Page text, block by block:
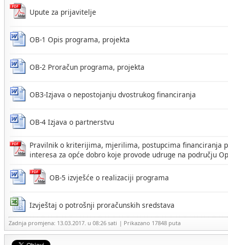
Upute za prijavitelje
OB-1 Opis programa, projekta
OB-2 Proračun programa, projekta
OB3-Izjava o nepostojanju dvostrukog financiranja
OB-4 Izjava o partnerstvu
Pravilnik o kriterijima, mjerilima, postupcima financiranja
interesa za opće dobro koje provode udruge na području
OB-5 izvješće o realizaciji programa
Izvještaj o potrošnji proračunskih sredstava
Zadnja promjena: 13.03.2017. u 08:26 sati | Prikazano 17848 puta